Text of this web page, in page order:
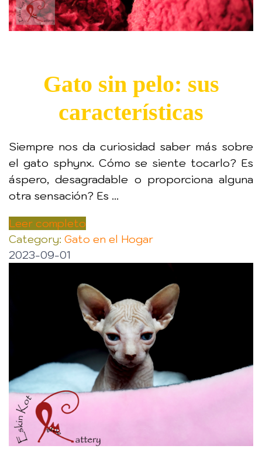
Gato sin pelo: sus
características
Siempre nos da curiosidad saber más sobre
el gato sphynx. Cómo se siente tocarlo? Es
áspero, desagradable o proporciona alguna
otra sensación? Es ...
Leer completo
Category: Gato en el Hogar
2023-09-01